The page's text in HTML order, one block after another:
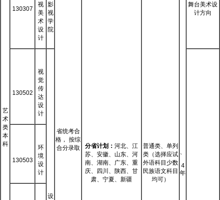
艺
术
类
本
科
省统考合
格， 按综
合分录取
分省计划： 河北、江
苏、安徽、山东、河
南、湖南、广东、重
庆、四川、陕西、甘
肃、宁夏、新疆
普通类、单列
类（选择应试
外语科目少数
民族语文科目
均可）
、
4
年
130307
视
美
术
设
计
影
视
学
院
舞台美术设
计方向
130502
视
觉
传
达
设
计
设
130503
环
境
设
计